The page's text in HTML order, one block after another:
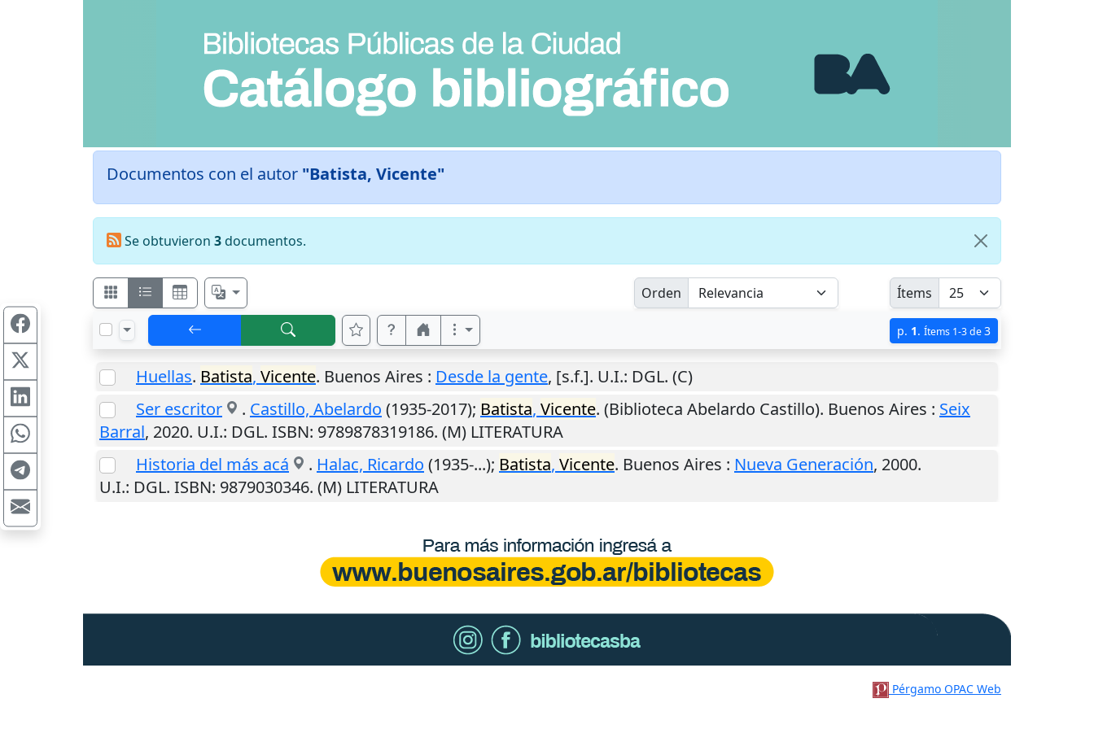
Documentos con el autor "Batista, Vicente"
Se obtuvieron 3documentos.
Orden Ítems
p. 1. Ítems 1-3 de3
Huellas. Batista, Vicente. Buenos Aires : Desde la gente, [s.f.]. U.I.: DGL. (C)
Ser escritor
. Castillo, Abelardo (1935-2017); Batista, Vicente. (Biblioteca Abelardo Castillo). Buenos Aires : Seix
Barral, 2020. U.I.: DGL. ISBN: 9789878319186. (M) LITERATURA
Historia del más acá
. Halac, Ricardo (1935-...); Batista, Vicente. Buenos Aires : Nueva Generación, 2000.
U.I.: DGL. ISBN: 9879030346. (M) LITERATURA
Pérgamo OPAC Web